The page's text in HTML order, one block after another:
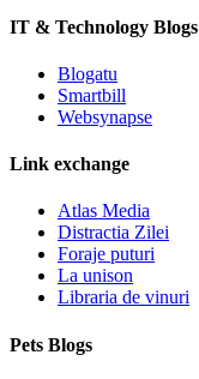
IT & Technology Blogs
Blogatu
Smartbill
Websynapse
Link exchange
Atlas Media
Distractia Zilei
Foraje puturi
La unison
Libraria de vinuri
Pets Blogs